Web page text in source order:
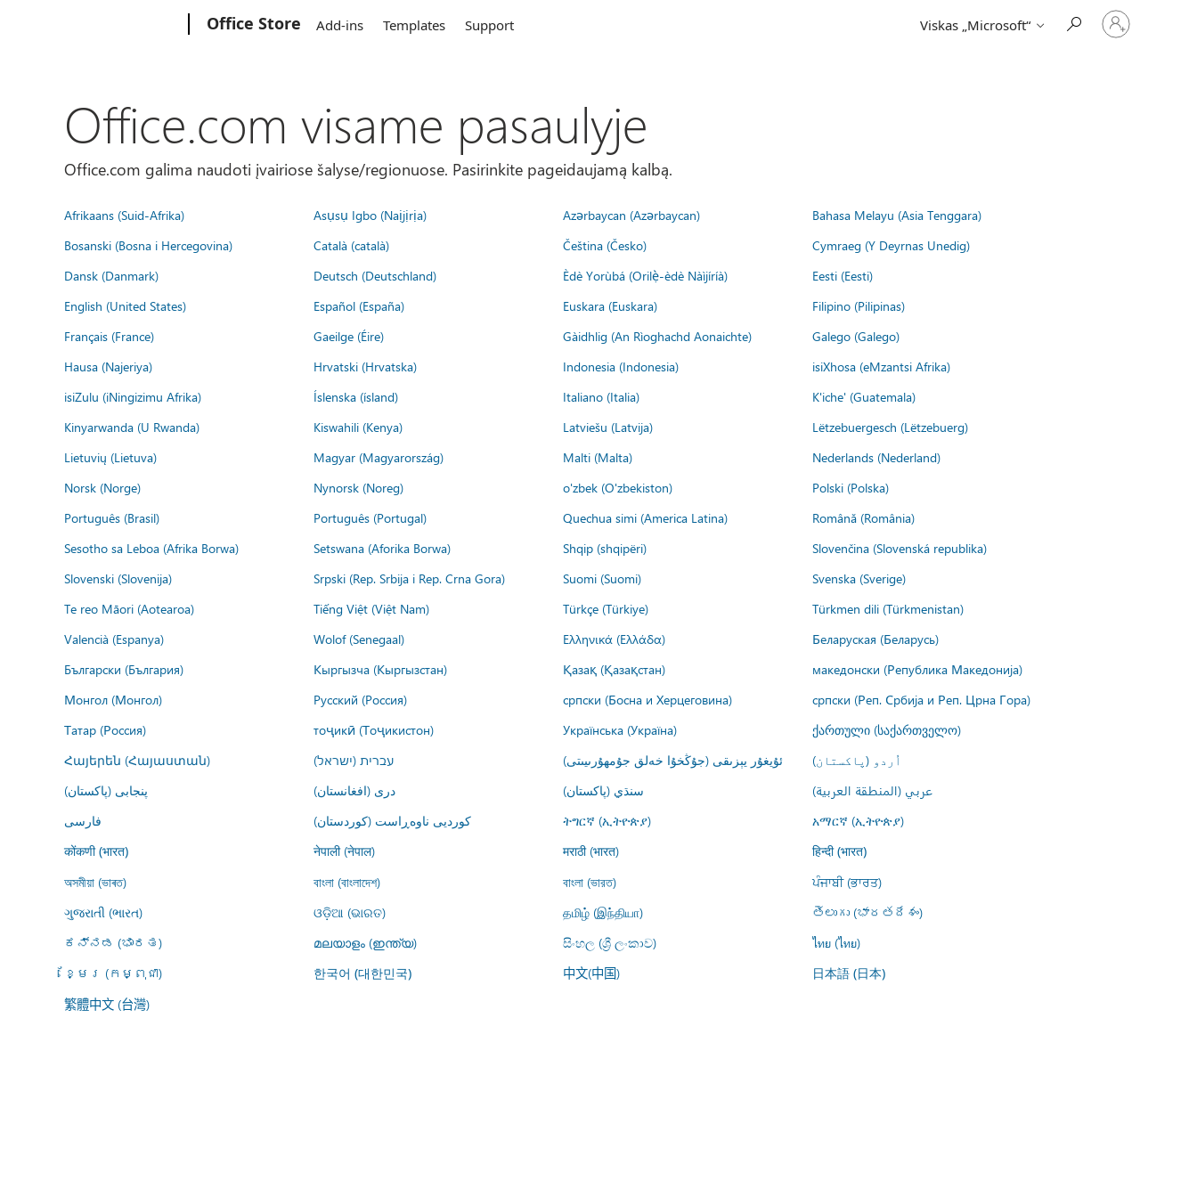
Office Store Add-ins Templates Support Viskas „Microsoft“
Prisijunkite
prie
paskyros
Office.com visame pasaulyje
Office.com galima naudoti įvairiose šalyse/regionuose. Pasirinkite pageidaujamą kalbą.
Afrikaans (Suid-Afrika) Asụsụ Igbo (Naịjịrịa) Azərbaycan (Azərbaycan)
Bahasa Melayu (Asia Tenggara)
Bosanski (Bosna i Hercegovina)
Català (català) Čeština (Česko)
Cymraeg (Y Deyrnas Unedig)
Dansk (Danmark)
Deutsch (Deutschland) Èdè Yorùbá (Orilẹ̀-èdè Nàìjíríà)
Eesti (Eesti)
English (United States)
Español (España) Euskara (Euskara)
Filipino (Pilipinas)
Français (France)
Gaeilge (Éire) Gàidhlig (An Rìoghachd Aonaichte)
Galego (Galego)
Hausa (Najeriya)
Hrvatski (Hrvatska) Indonesia (Indonesia)
isiXhosa (eMzantsi Afrika)
isiZulu (iNingizimu Afrika)
Íslenska (ísland) Italiano (Italia)
K'iche' (Guatemala)
Kinyarwanda (U Rwanda)
Kiswahili (Kenya) Latviešu (Latvija)
Lëtzebuergesch (Lëtzebuerg)
Lietuvių (Lietuva)
Magyar (Magyarország) Malti (Malta)
Nederlands (Nederland)
Norsk (Norge)
Nynorsk (Noreg) o'zbek (O'zbekiston)
Polski (Polska)
Português (Brasil)
Português (Portugal) Quechua simi (America Latina)
Română (România)
Sesotho sa Leboa (Afrika Borwa)
Setswana (Aforika Borwa) Shqip (shqipëri)
Slovenčina (Slovenská republika)
Slovenski (Slovenija)
Srpski (Rep. Srbija i Rep. Crna Gora) Suomi (Suomi)
Svenska (Sverige)
Te reo Māori (Aotearoa)
Tiếng Việt (Việt Nam) Türkçe (Türkiye)
Türkmen dili (Türkmenistan)
Valencià (Espanya)
Wolof (Senegaal) Ελληνικά (Ελλάδα)
Беларуская (Беларусь)
Български (България)
Кыргызча (Кыргызстан) Қазақ (Қазақстан)
македонски (Република Македонија)
Монгол (Монгол)
Русский (Россия) српски (Босна и Херцеговина)
српски (Реп. Србија и Реп. Црна Гора)
Татар (Россия)
тоҷикӣ (Тоҷикистон) Українська (Україна)
ქართული (საქართველო)
Հայերեն (Հայաստան)
עברית (ישראל) ئۇيغۇر يېزىقى (جۇڭخۇا خەلق جۇمھۇرىيىتى)
اُردو (پاکستان)
پنجابی (پاکستان)
درى (افغانستان) سنڌي (پاکستان)
عربي (المنطقة العربية)
فارسى
کوردیی ناوەڕاست (کوردستان) ትግርኛ (ኢትዮጵያ) አማርኛ (ኢትዮጵያ)
कोंकणी (भारत) नेपाली (नेपाल) मराठी (भारत) हिन्दी (भारत)
অসমীয়া (ভাৰত) বাংলা (বাংলাদেশ) বাংলা (ভারত)
ਪੰਜਾਬੀ (ਭਾਰਤ)
ગુજરાતી (ભારત)
ଓଡ଼ିଆ (ଭାରତ) தமிழ் (இந்தியா)
తెలుగు (భారతదేశం)
ಕನ್ನಡ (ಭಾರತ)
മലയാളം (ഇന്ത്യ) සිංහල (ශ්‍රී ලංකාව)
ไทย (ไทย)
ខ្មែរ (កម្ពុជា)
한국어 (대한민국) 中文(中国) 日本語 (日本)
繁體中文 (台灣)